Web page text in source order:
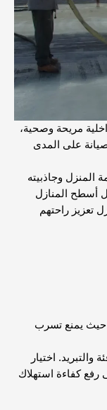
مريحة وصحية،
على المدى
المنزل وجاذبيته
أسطح المنازل
تعزيز راحتهم
حيث يمنع تسرب
اختيار
رفع كفاءة استهلاك